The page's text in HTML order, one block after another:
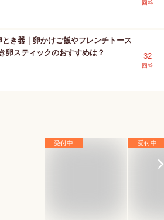
回答
とき器｜卵かけご飯やフレンチトース
卵スティックのおすすめは？
32
回答
受付中 受付中